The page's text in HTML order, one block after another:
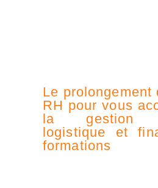
Le
RH pour vous
la gestion
logistique et
formations